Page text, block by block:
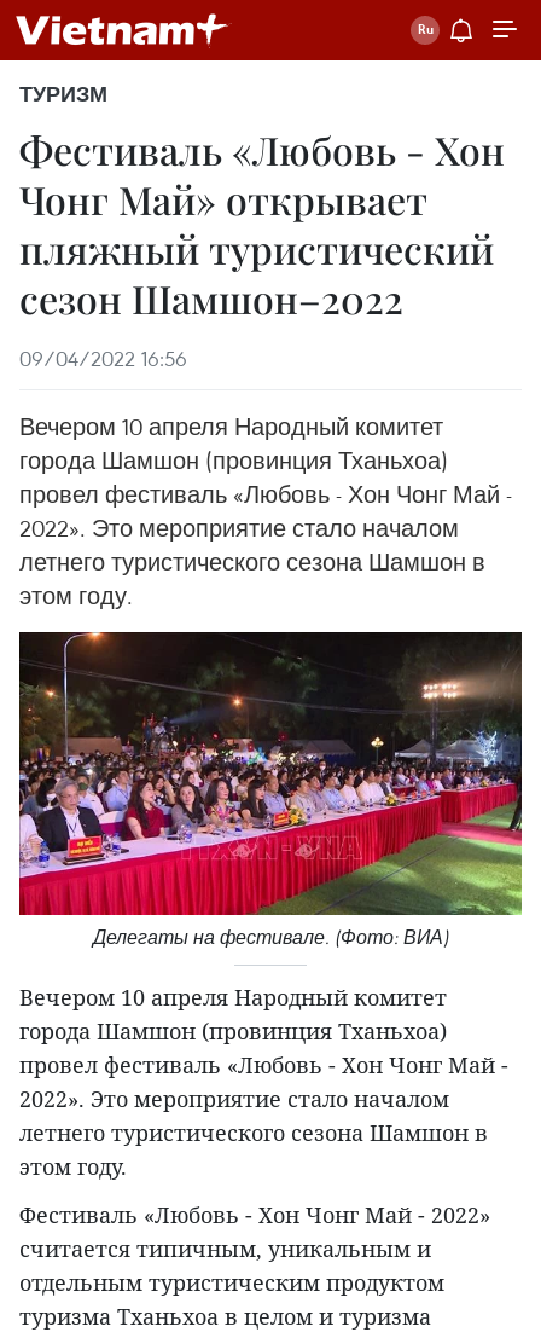
ТУРИЗМ
Фестиваль «Любовь - Хон
Чонг Май» открывает
пляжный туристический
сезон Шамшон–2022
09/04/2022 16:56
Вечером 10 апреля Народный комитет
города Шамшон (провинция Тханьхоа)
провел фестиваль «Любовь - Хон Чонг Май -
2022». Это мероприятие стало началом
летнего туристического сезона Шамшон в
этом году.
Делегаты на фестивале. (Фото: ВИА)
Вечером 10 апреля Народный комитет
города Шамшон (провинция Тханьхоа)
провел фестиваль «Любовь - Хон Чонг Май -
2022». Это мероприятие стало началом
летнего туристического сезона Шамшон в
этом году.
Фестиваль «Любовь - Хон Чонг Май - 2022»
считается типичным, уникальным и
отдельным туристическим продуктом
туризма Тханьхоа в целом и туризма